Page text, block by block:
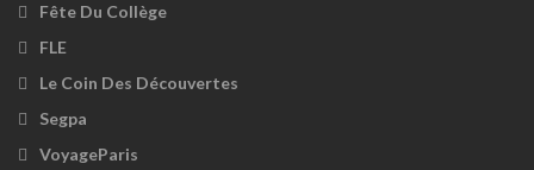
Fête Du Collège
FLE
Le Coin Des Découvertes
Segpa
VoyageParis